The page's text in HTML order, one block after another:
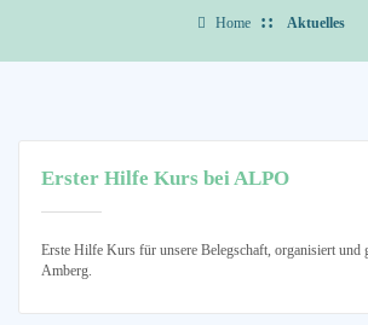
Home Aktuelles
Erster Hilfe Kurs bei ALPO
Erste Hilfe Kurs für unsere Belegschaft, organisiert und
Amberg.